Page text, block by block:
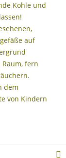
Kohle und
auf
fern
dem
von Kindern